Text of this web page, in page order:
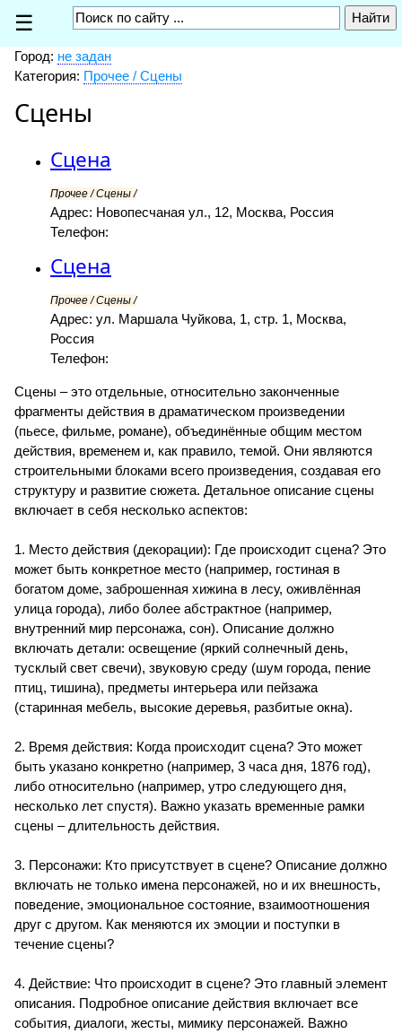
☰
Город: не задан
Категория: Прочее / Сцены
Сцены
Сцена
Прочее / Сцены /
Адрес: Новопесчаная ул., 12, Москва, Россия
Телефон:
Сцена
Прочее / Сцены /
Адрес: ул. Маршала Чуйкова, 1, стр. 1, Москва,
Россия
Телефон:
Сцены – это отдельные, относительно законченные
фрагменты действия в драматическом произведении
(пьесе, фильме, романе), объединённые общим местом
действия, временем и, как правило, темой. Они являются
строительными блоками всего произведения, создавая его
структуру и развитие сюжета. Детальное описание сцены
включает в себя несколько аспектов:
1. Место действия (декорации): Где происходит сцена? Это
может быть конкретное место (например, гостиная в
богатом доме, заброшенная хижина в лесу, оживлённая
улица города), либо более абстрактное (например,
внутренний мир персонажа, сон). Описание должно
включать детали: освещение (яркий солнечный день,
тусклый свет свечи), звуковую среду (шум города, пение
птиц, тишина), предметы интерьера или пейзажа
(старинная мебель, высокие деревья, разбитые окна).
2. Время действия: Когда происходит сцена? Это может
быть указано конкретно (например, 3 часа дня, 1876 год),
либо относительно (например, утро следующего дня,
несколько лет спустя). Важно указать временные рамки
сцены – длительность действия.
3. Персонажи: Кто присутствует в сцене? Описание должно
включать не только имена персонажей, но и их внешность,
поведение, эмоциональное состояние, взаимоотношения
друг с другом. Как меняются их эмоции и поступки в
течение сцены?
4. Действие: Что происходит в сцене? Это главный элемент
описания. Подробное описание действия включает все
события, диалоги, жесты, мимику персонажей. Важно